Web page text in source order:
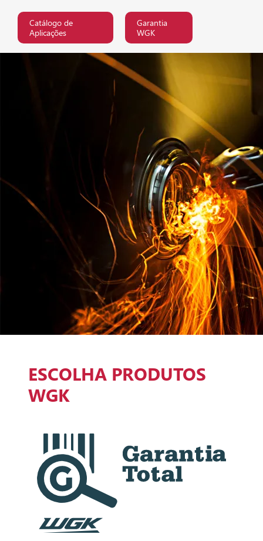
Catálogo de
Aplicações
Garantia
WGK
ESCOLHA PRODUTOS
WGK